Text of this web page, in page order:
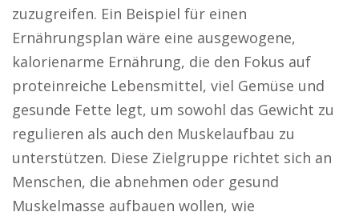
zuzugreifen. Ein Beispiel für einen
Ernährungsplan wäre eine ausgewogene,
kalorienarme Ernährung, die den Fokus auf
proteinreiche Lebensmittel, viel Gemüse und
gesunde Fette legt, um sowohl das Gewicht zu
regulieren als auch den Muskelaufbau zu
unterstützen. Diese Zielgruppe richtet sich an
Menschen, die abnehmen oder gesund
Muskelmasse aufbauen wollen, wie